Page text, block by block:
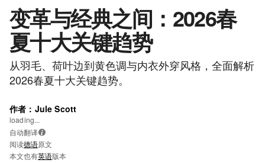
变革与经典之间：2026春
夏十大关键趋势
从羽毛、荷叶边到黄色调与内衣外穿风格，全面解析
2026春夏十大关键趋势。
作者：Jule Scott
loading...
自动翻译 i
阅读德语原文
本文也有英语版本